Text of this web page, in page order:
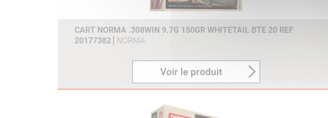
CART NORMA .308WIN 9.7G 150GR WHITETAIL BTE 20 REF
20177382
NORMA
Voir le produit